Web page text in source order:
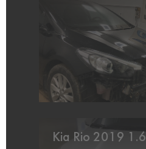
Kia Rio 2019 1.6